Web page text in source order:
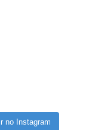
no Instagram